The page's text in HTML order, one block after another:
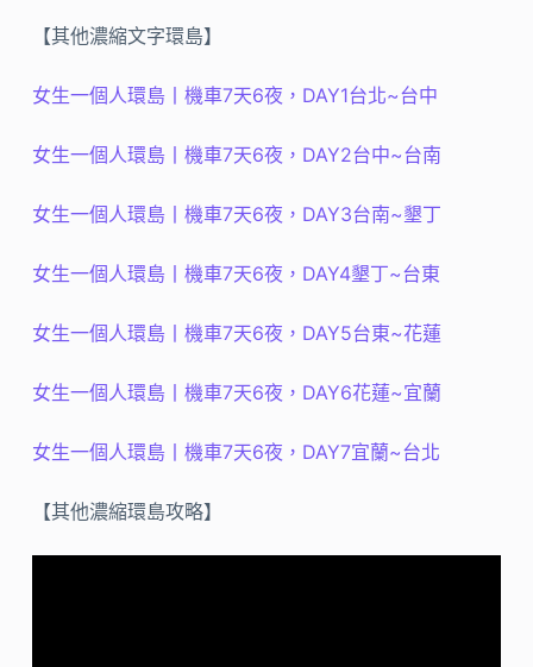
【其他濃縮文字環島】
女生一個人環島丨機車7天6夜，DAY1台北~台中
女生一個人環島丨機車7天6夜，DAY2台中~台南
女生一個人環島丨機車7天6夜，DAY3台南~墾丁
女生一個人環島丨機車7天6夜，DAY4墾丁~台東
女生一個人環島丨機車7天6夜，DAY5台東~花蓮
女生一個人環島丨機車7天6夜，DAY6花蓮~宜蘭
女生一個人環島丨機車7天6夜，DAY7宜蘭~台北
【其他濃縮環島攻略】